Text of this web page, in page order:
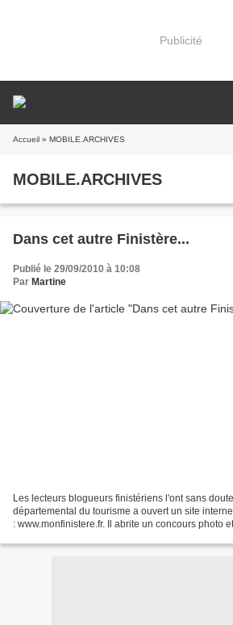
Publicité
Accueil » MOBILE.ARCHIVES
MOBILE.ARCHIVES
Dans cet autre Finistère...
Publié le 29/09/2010 à 10:08
Par Martine
Les lecteurs blogueurs finistériens l'ont sans
départemental du tourisme a ouvert un site
: www.monfinistere.fr. Il abrite un concours photo